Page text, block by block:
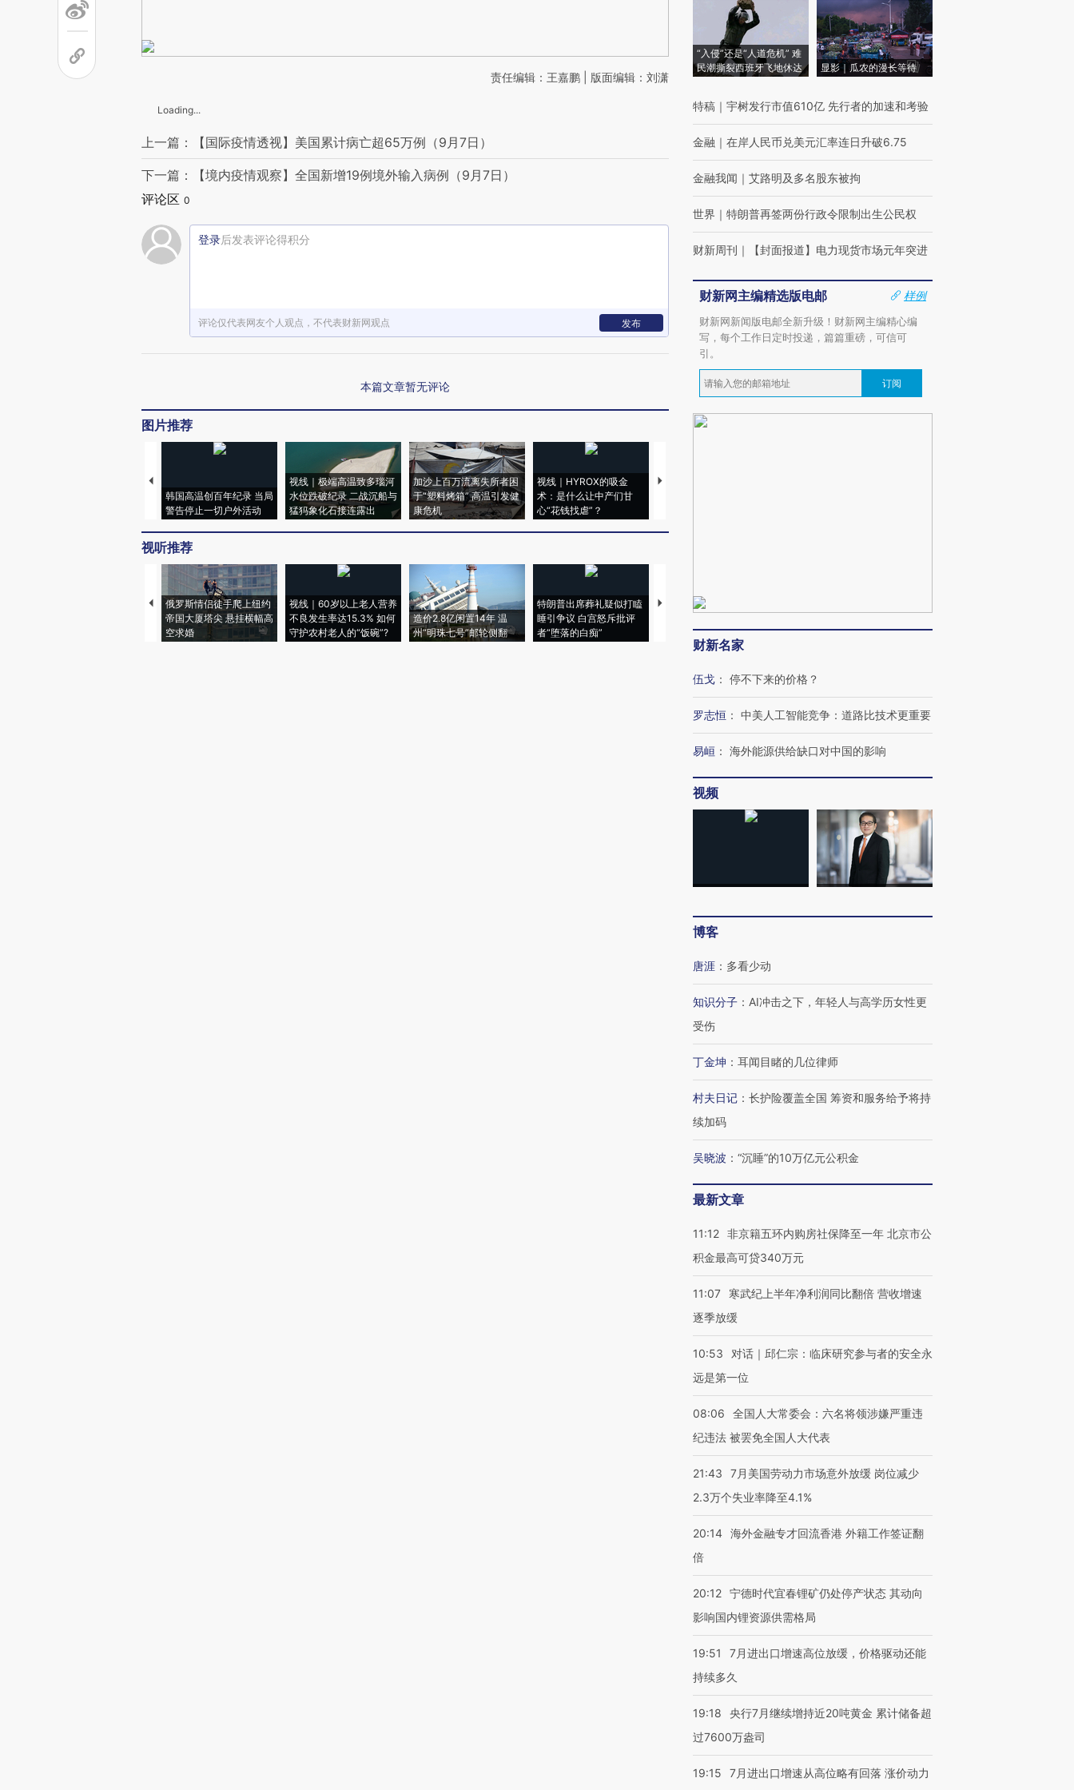
责任编辑：王嘉鹏 | 版面编辑：刘潇
Loading...
上一篇：【国际疫情透视】美国累计病亡超65万例（9月7日）
下一篇：【境内疫情观察】全国新增19例境外输入病例（9月7日）
评论区 0
登录后发表评论得积分
评论仅代表网友个人观点，不代表财新网观点 发布
本篇文章暂无评论
图片推荐
韩国高温创百年纪录 当局
警告停止一切户外活动
视线｜极端高温致多瑙河
水位跌破纪录 二战沉船与
猛犸象化石接连露出
加沙上百万流离失所者困
于“塑料烤箱” 高温引发健
康危机
视线｜HYROX的吸金
术：是什么让中产们甘
心“花钱找虐”？
马航飞行员跨国走私7万
视听推荐
俄罗斯情侣徒手爬上纽约
帝国大厦塔尖 悬挂横幅高
空求婚
视线｜60岁以上老人营养
不良发生率达15.3% 如何
守护农村老人的“饭碗”?
造价2.8亿闲置14年 温
州“明珠七号”邮轮侧翻
特朗普出席葬礼疑似打瞌
睡引争议 白宫怒斥批评
者“堕落的白痴”
警告停止一切户外活动
的夏天
阿根廷3-0阿尔及利亚
“入侵”还是“人道危机” 难
民潮撕裂西班牙飞地休达
显影｜瓜农的漫长等待
特稿 ｜ 宇树发行市值610亿 先行者的加速和考验
金融 ｜ 在岸人民币兑美元汇率连日升破6.75
金融我闻 ｜ 艾路明及多名股东被拘
世界 ｜ 特朗普再签两份行政令限制出生公民权
财新周刊 ｜ 【封面报道】电力现货市场元年突进
财新网主编精选版电邮
样例
财新网新闻版电邮全新升级！财新网主编精心编
写，每个工作日定时投递，篇篇重磅，可信可
引。
订阅
财新名家
伍戈 ： 停不下来的价格？
罗志恒 ： 中美人工智能竞争：道路比技术更重要
易峘 ： 海外能源供给缺口对中国的影响
视频
博客
唐涯 ： 多看少动
知识分子 ： AI冲击之下，年轻人与高学历女性更
受伤
丁金坤 ： 耳闻目睹的几位律师
村夫日记 ： 长护险覆盖全国 筹资和服务给予将持
续加码
吴晓波 ： “沉睡”的10万亿元公积金
最新文章
11:12 非京籍五环内购房社保降至一年 北京市公
积金最高可贷340万元
11:07
寒武纪上半年净利润同比翻倍 营收增速
逐季放缓
10:53
对话｜邱仁宗：临床研究参与者的安全永
远是第一位
08:06
全国人大常委会：六名将领涉嫌严重违
纪违法 被罢免全国人大代表
21:43
7月美国劳动力市场意外放缓 岗位减少
2.3万个失业率降至4.1%
20:14 海外金融专才回流香港 外籍工作签证翻
倍
20:12 宁德时代宜春锂矿仍处停产状态 其动向
影响国内锂资源供需格局
19:51
7月进出口增速高位放缓，价格驱动还能
持续多久
19:18
央行7月继续增持近20吨黄金 累计储备超
过7600万盎司
19:15 7月进出口增速从高位略有回落 涨价动力